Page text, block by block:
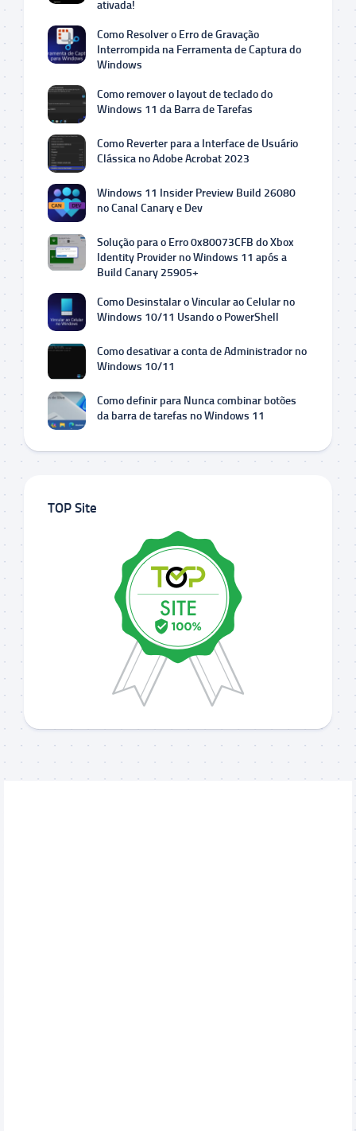
ativada!
Como Resolver o Erro de Gravação
Interrompida na Ferramenta de Captura do
Windows
Como remover o layout de teclado do
Windows 11 da Barra de Tarefas
Como Reverter para a Interface de Usuário
Clássica no Adobe Acrobat 2023
Windows 11 Insider Preview Build 26080
no Canal Canary e Dev
Solução para o Erro 0x80073CFB do Xbox
Identity Provider no Windows 11 após a
Build Canary 25905+
Como Desinstalar o Vincular ao Celular no
Windows 10/11 Usando o PowerShell
Como desativar a conta de Administrador no
Windows 10/11
Como definir para Nunca combinar botões
da barra de tarefas no Windows 11
TOP Site